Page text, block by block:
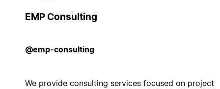
EMP Consulting
@emp-consulting
We provide consulting services focused on project